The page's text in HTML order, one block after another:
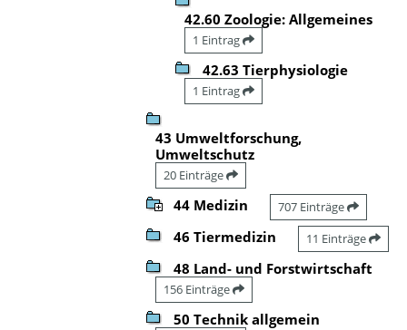
42.60 Zoologie: Allgemeines
1 Eintrag
42.63 Tierphysiologie
1 Eintrag
43 Umweltforschung,
Umweltschutz
20 Einträge
44 Medizin 707 Einträge
46 Tiermedizin 11 Einträge
48 Land- und Forstwirtschaft
156 Einträge
50 Technik allgemein